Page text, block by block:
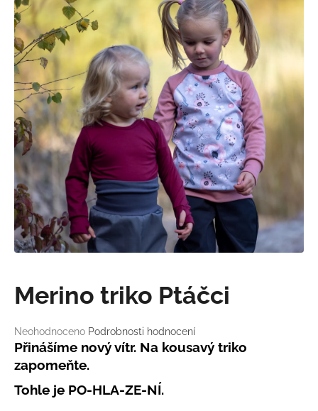
Průměrné
hodnocení
je
0,0
z
Neohodnoceno Podrobnosti hodnocení
Merino triko Ptáčci
Přinášíme nový vítr. Na kousavý triko
zapomeňte.
Tohle je PO-HLA-ZE-NÍ.
e
b
u
j
e
t
e
n
a
j
í
t
?
HLEDAT
D
p